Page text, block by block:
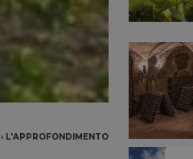
› L'APPROFONDIMENTO